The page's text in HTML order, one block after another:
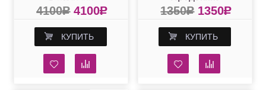
кожаный со
Сваровски
4100R 4100R
КУПИТЬ
кожи
1350R 1350R
КУПИТЬ